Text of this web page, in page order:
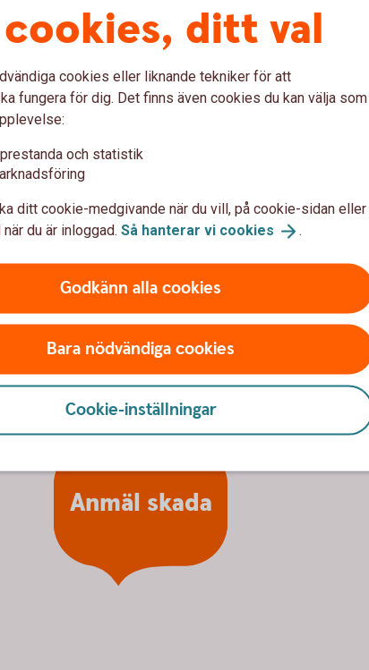
Anmäl skada
cookies, ditt val
cookies eller liknande tekniker för att
fungera för dig. Det finns även cookies du kan välja som
och statistik
ditt cookie-medgivande när du vill, på cookie-sidan eller
du är inloggad. Så hanterar vi cookies .
Godkänn alla cookies
Bara nödvändiga cookies
Cookie-inställningar